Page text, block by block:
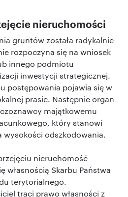
nieruchomości
gruntów została radykalnie
rozpoczyna się na wniosek
innego podmiotu
inwestycji strategicznej.
postępowania pojawia się w
prasie. Następnie organ
majątkowemu
który stanowi
wysokości odszkodowania.
nieruchomość
własnością Skarbu Państwa
terytorialnego.
traci prawo własności z